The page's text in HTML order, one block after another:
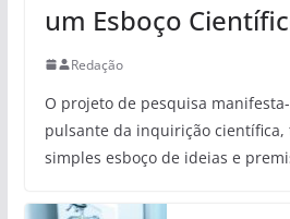
um Esboço
Redação
O projeto de pesquisa
pulsante da inquirição
simples esboço de ideias e